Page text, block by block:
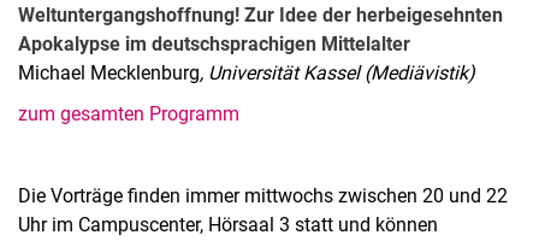
Weltuntergangshoffnung! Zur Idee der herbeigesehnten
Apokalypse im deutschsprachigen Mittelalter
Michael Mecklenburg, Universität Kassel (Mediävistik)
zum gesamten Programm
Die Vorträge finden immer mittwochs zwischen 20 und 22
Uhr im Campuscenter, Hörsaal 3 statt und können